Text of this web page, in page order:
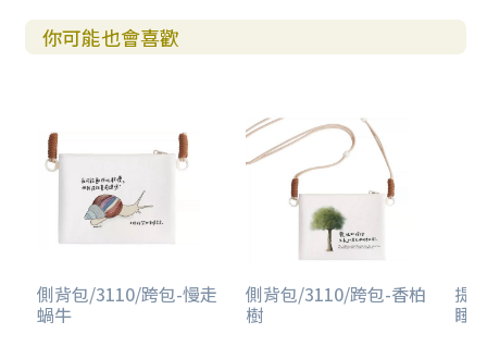
你可能也會喜歡
側背包/3110/跨包-慢走
蝸牛
側背包/3110/跨包-香柏
樹
提
睡